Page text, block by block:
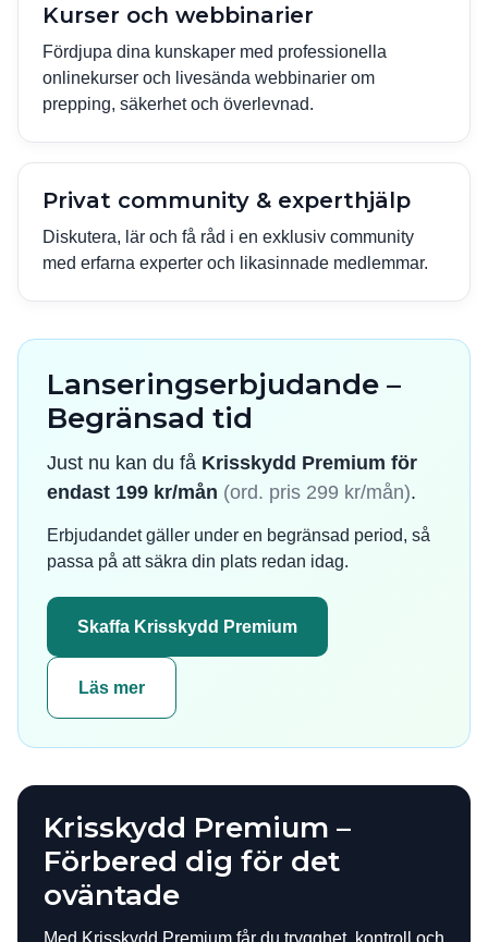
Kurser och webbinarier
Fördjupa dina kunskaper med professionella
onlinekurser och livesända webbinarier om
prepping, säkerhet och överlevnad.
Privat community & experthjälp
Diskutera, lär och få råd i en exklusiv community
med erfarna experter och likasinnade medlemmar.
Lanseringserbjudande –
Begränsad tid
Just nu kan du få Krisskydd Premium för
endast 199 kr/mån (ord. pris 299 kr/mån).
Erbjudandet gäller under en begränsad period, så
passa på att säkra din plats redan idag.
Skaffa Krisskydd Premium
Läs mer
Krisskydd Premium –
Förbered dig för det
oväntade
Med Krisskydd Premium får du trygghet, kontroll och